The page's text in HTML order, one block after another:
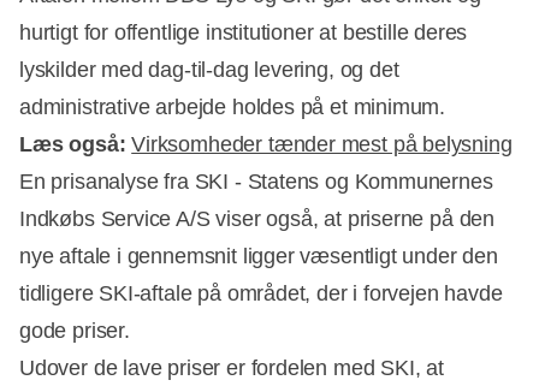
Annonce
hurtigt for offentlige institutioner at bestille deres
lyskilder med dag-til-dag levering, og det
administrative arbejde holdes på et minimum.
Læs også:Virksomheder tænder mest på belysning
En prisanalyse fra SKI - Statens og Kommunernes
Indkøbs Service A/S viser også, at priserne på den
nye aftale i gennemsnit ligger væsentligt under den
tidligere SKI-aftale på området, der i forvejen havde
gode priser.
Udover de lave priser er fordelen med SKI, at